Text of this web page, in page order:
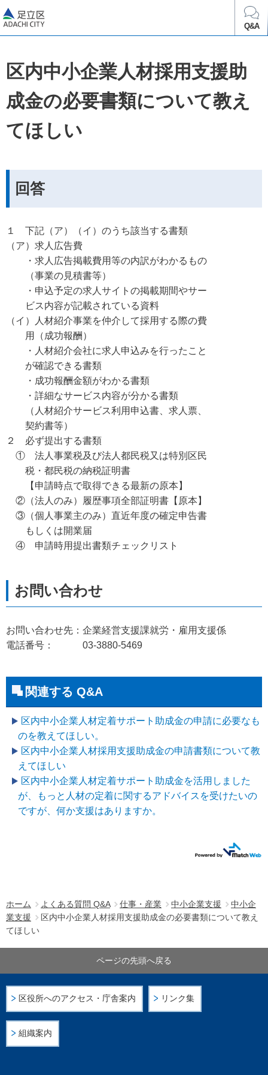
Q&A
ホーム よくある質問 Q&A 仕事・産業 中小企業支援
中小企
業支援
区内中小企業人材採用支援助成金の必要書類について教え
てほしい
区内中小企業人材採用支援助
成金の必要書類について教え
てほしい
回答
１ 下記（ア）（イ）のうち該当する書類
（ア）求人広告費
・求人広告掲載費用等の内訳がわかるもの
（事業の見積書等）
・申込予定の求人サイトの掲載期間やサー
ビス内容が記載されている資料
（イ）人材紹介事業を仲介して採用する際の費
用（成功報酬）
・人材紹介会社に求人申込みを行ったこと
が確認できる書類
・成功報酬金額がわかる書類
・詳細なサービス内容が分かる書類
（人材紹介サービス利用申込書、求人票、
契約書等）
２ 必ず提出する書類
① 法人事業税及び法人都民税又は特別区民
税・都民税の納税証明書
【申請時点で取得できる最新の原本】
②（法人のみ）履歴事項全部証明書【原本】
③（個人事業主のみ）直近年度の確定申告書
もしくは開業届
④ 申請時用提出書類チェックリスト
お問い合わせ先：企業経営支援課就労・雇用支援係
電話番号： 03-3880-5469
関連する Q&A
区内中小企業人材定着サポート助成金の申請に必要なも
のを教えてほしい。
区内中小企業人材採用支援助成金の申請書類について教
えてほしい
区内中小企業人材定着サポート助成金を活用しました
が、もっと人材の定着に関するアドバイスを受けたいの
ですが、何か支援はありますか。
区役所へのアクセス・庁舎案内 リンク集
組織案内
ページの先頭へ戻る